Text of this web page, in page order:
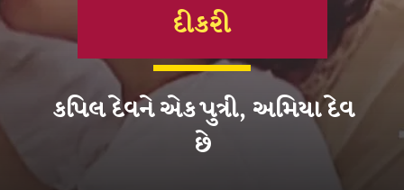
કપિલ દેવને એક પુત્રી, અમિયા દેવ
છે
દીકરી